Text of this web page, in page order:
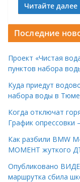
Читайте далее
Последние
Проект «Чистая
пунктов набора
Куда приедут
набора воды в
Когда отключат
График опрессовки
Как разбили BMW
МОМЕНТ жуткого
Опубликовано
маршрутка сбила